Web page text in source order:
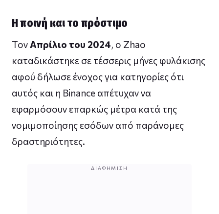
Η ποινή και το πρόστιμο
ΤονΑπρίλιο του 2024, ο Zhao
καταδικάστηκε σε τέσσερις μήνες φυλάκισης
αφού δήλωσε ένοχος για κατηγορίες ότι
αυτός και η Binance απέτυχαν να
εφαρμόσουν επαρκώς μέτρα κατά της
νομιμοποίησης εσόδων από παράνομες
δραστηριότητες.
ΔΙΑΦΉΜΙΣΗ